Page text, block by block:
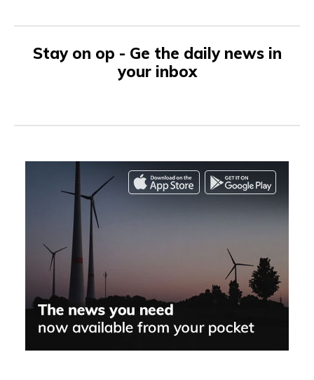
Stay on op - Ge the daily news in
your inbox